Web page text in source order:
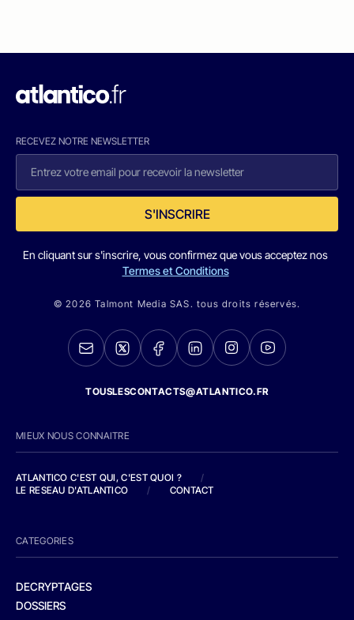
RECEVEZ NOTRE NEWSLETTER
S'INSCRIRE
En cliquant sur s'inscrire, vous confirmez que vous acceptez nos
Termes et Conditions
© 2026 Talmont Media SAS. tous droits réservés.
TOUSLESCONTACTS@ATLANTICO.FR
MIEUX NOUS CONNAITRE
ATLANTICO C'EST QUI, C'EST QUOI ?
/
LE RESEAU D'ATLANTICO
/ CONTACT
CATEGORIES
DECRYPTAGES
DOSSIERS